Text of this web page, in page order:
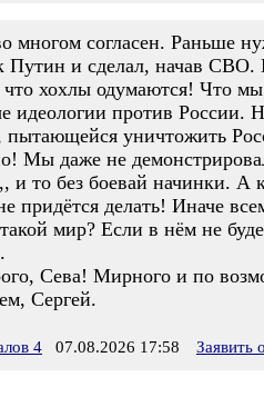
многом согласен. Раньше
Путин и сделал, начав
что хохлы одумаются! Что
идеологии против России.
пытающейся уничтожить
Мы даже не
и то без боевай начинки. А
придётся делать! Иначе
мир? Если в нём не
Сева! Мирного и по
Сергей.
4 07.08.2026 17:58 Заявить